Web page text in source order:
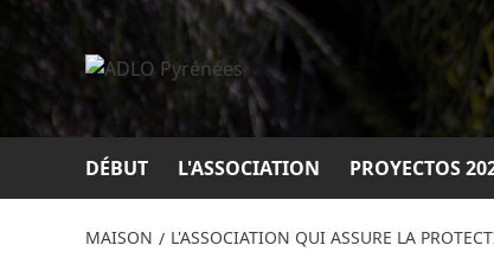
Passer
contenu
DÉBUT L'ASSOCIATION PROYECTOS
MAISON L'ASSOCIATION QUI ASSURE LA